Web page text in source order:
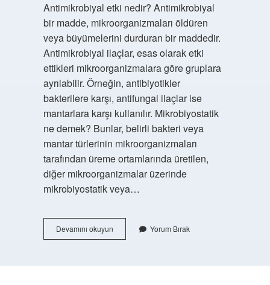
Antimikrobiyal etki nedir? Antimikrobiyal
bir madde, mikroorganizmaları öldüren
veya büyümelerini durduran bir maddedir.
Antimikrobiyal ilaçlar, esas olarak etki
ettikleri mikroorganizmalara göre gruplara
ayrılabilir. Örneğin, antibiyotikler
bakterilere karşı, antifungal ilaçlar ise
mantarlara karşı kullanılır. Mikrobiyostatik
ne demek? Bunlar, belirli bakteri veya
mantar türlerinin mikroorganizmaları
tarafından üreme ortamlarında üretilen,
diğer mikroorganizmalar üzerinde
mikrobiyostatik veya…
Devamını okuyunMikrobiyostatik
Etki
Yorum Bırak